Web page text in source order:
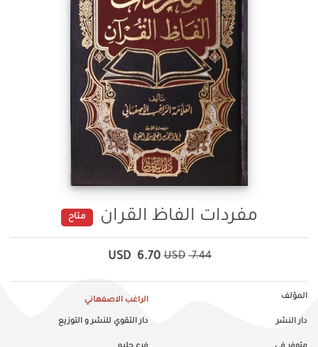
مفردات الفاظ القران متاح
7.44
USD
6.70
USD
المؤلف الراغب الاصفهاني
دار النشر دار التقوي للنشر و التوزيع